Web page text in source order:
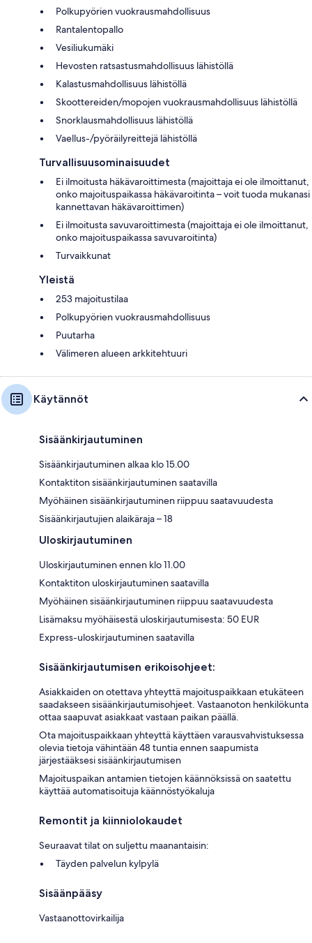
Polkupyörien vuokrausmahdollisuus
Rantalentopallo
Vesiliukumäki
Hevosten ratsastusmahdollisuus lähistöllä
Kalastusmahdollisuus lähistöllä
Skoottereiden/mopojen vuokrausmahdollisuus lähistöllä
Snorklausmahdollisuus lähistöllä
Vaellus-/pyöräilyreittejä lähistöllä
Turvallisuusominaisuudet
Ei ilmoitusta häkävaroittimesta (majoittaja ei ole ilmoittanut,
onko majoituspaikassa häkävaroitinta – voit tuoda mukanasi
kannettavan häkävaroittimen)
Ei ilmoitusta savuvaroittimesta (majoittaja ei ole ilmoittanut,
onko majoituspaikassa savuvaroitinta)
Turvaikkunat
Yleistä
253 majoitustilaa
Polkupyörien vuokrausmahdollisuus
Puutarha
Välimeren alueen arkkitehtuuri
Käytännöt
Sisäänkirjautuminen
Sisäänkirjautuminen alkaa klo 15.00
Kontaktiton sisäänkirjautuminen saatavilla
Myöhäinen sisäänkirjautuminen riippuu saatavuudesta
Sisäänkirjautujien alaikäraja – 18
Uloskirjautuminen
Uloskirjautuminen ennen klo 11.00
Kontaktiton uloskirjautuminen saatavilla
Myöhäinen sisäänkirjautuminen riippuu saatavuudesta
Lisämaksu myöhäisestä uloskirjautumisesta: 50 EUR
Express-uloskirjautuminen saatavilla
Sisäänkirjautumisen erikoisohjeet:
Asiakkaiden on otettava yhteyttä majoituspaikkaan etukäteen
saadakseen sisäänkirjautumisohjeet. Vastaanoton henkilökunta
ottaa saapuvat asiakkaat vastaan paikan päällä.
Ota majoituspaikkaan yhteyttä käyttäen varausvahvistuksessa
olevia tietoja vähintään 48 tuntia ennen saapumista
järjestääksesi sisäänkirjautumisen
Majoituspaikan antamien tietojen käännöksissä on saatettu
käyttää automatisoituja käännöstyökaluja
Remontit ja kiinniolokaudet
Seuraavat tilat on suljettu maanantaisin:
Täyden palvelun kylpylä
Sisäänpääsy
Vastaanottovirkailija